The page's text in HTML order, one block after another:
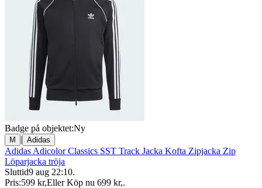
Badge på objektet:Ny
M | Adidas
Adidas Adicolor Classics SST Track Jacka Kofta Zipjacka Zip
Löparjacka tröja
Sluttid9 aug 22:10.
Pris:599 kr,Eller Köp nu 699 kr,.